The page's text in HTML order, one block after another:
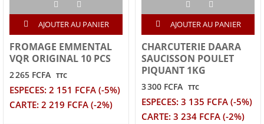
AJOUTER AU PANIER
FROMAGE EMMENTAL
VQR ORIGINAL 10 PCS
2 265 FCFA TTC
ESPECES: 2 151 FCFA (-5%)
CARTE: 2 219 FCFA (-2%)
AJOUTER AU PANIER
CHARCUTERIE DAARA
SAUCISSON POULET
PIQUANT 1KG
3 300 FCFA TTC
ESPECES: 3 135 FCFA (-5%)
CARTE: 3 234 FCFA (-2%)